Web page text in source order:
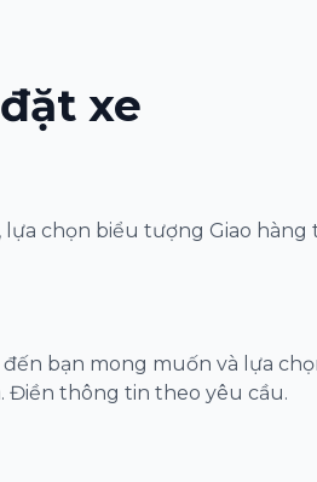
xe
chọn biểu tượng Giao hàng
đến bạn mong muốn và lựa
Điền thông tin theo yêu cầu.